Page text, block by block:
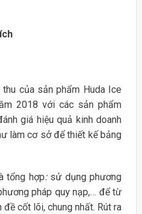
của sản phẩm Huda Ice
2018 với các sản phẩm
giá hiệu quả kinh doanh
làm cơ sở để thiết kế bảng
tổng hợp:sử dụng phương
pháp quy nạp,… để từ
cốt lõi, chung nhất. Rút ra